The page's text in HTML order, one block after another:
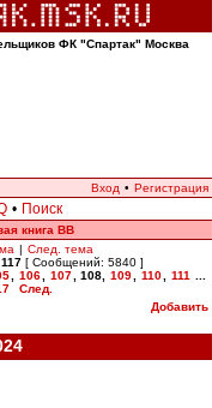
ФК "Спартак" Москва
Вход • Регистрация
• Поиск
книга ВВ
| След. тема
117[ Сообщений: 5840 ]
106 107 108 109 110 111
След.
Добавить